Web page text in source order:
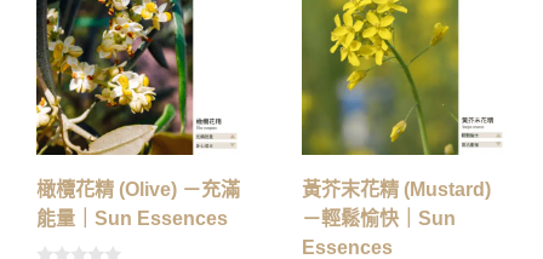
橄欖花精 (Olive) －充滿
能量｜Sun Essences
黃芥末花精 (Mustard)
－輕鬆愉快｜Sun
Essences